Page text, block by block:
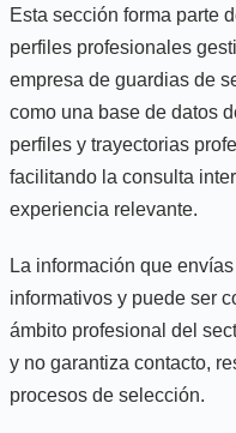
Esta sección forma parte
perfiles profesionales
empresa de guardias de
como una base de datos
perfiles y trayectorias
facilitando la consulta
experiencia relevante.
La información que
informativos y puede ser
ámbito profesional del
y no garantiza contacto,
procesos de selección.